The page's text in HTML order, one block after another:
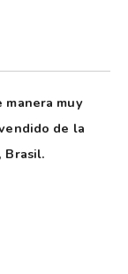
muy
de la
Brasil.